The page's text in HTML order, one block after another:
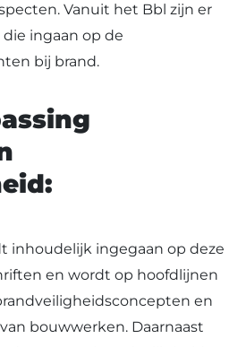
Vanuit het Bbl zijn er
ingaan op de
bij brand.
inhoudelijk ingegaan op deze
en wordt op hoofdlijnen
en
bouwwerken. Daarnaast